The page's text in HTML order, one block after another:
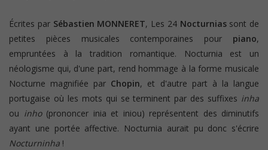
Écrites par Sébastien MONNERET, Les 24 Nocturniassont de
petites pièces musicales contemporaines pour piano,
empruntées à la tradition romantique. Nocturnia est un
néologisme qui, d'une part, rend hommage à la forme musicale
Nocturne magnifiée par Chopin, et d'autre part à la langue
portugaise où les mots qui se terminent par des suffixes inha
ou inho(prononcer inia et iniou) représentent des diminutifs
ayant une portée affective. Nocturnia aurait pu donc s'écrire
Nocturninha !